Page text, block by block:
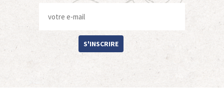
S'INSCRIRE